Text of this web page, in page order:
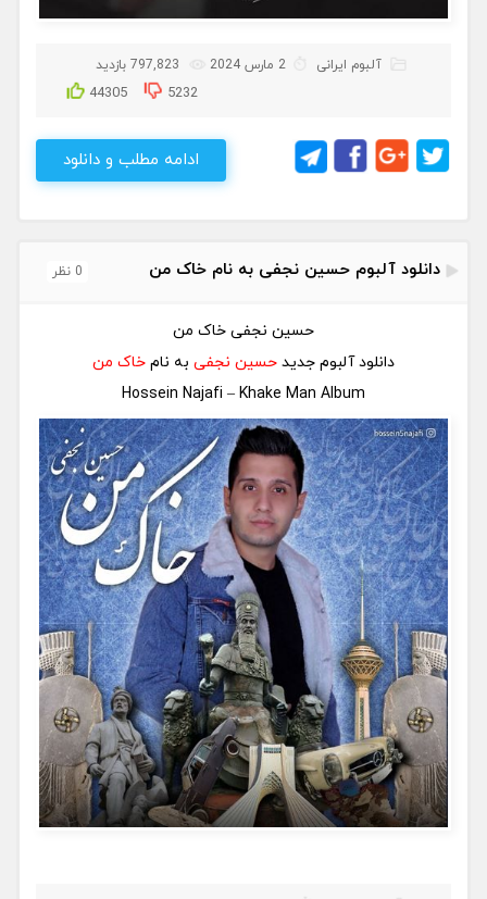
آلبوم ایرانی 2 مارس 2024 797,823 بازدید
44305 5232
ادامه مطلب و دانلود
دانلود آلبوم حسین نجفی به نام خاک من 0 نظر
حسین نجفی خاک من
دانلود آلبوم جدید حسین نجفی به نام خاک من
Hossein Najafi – Khake Man Album